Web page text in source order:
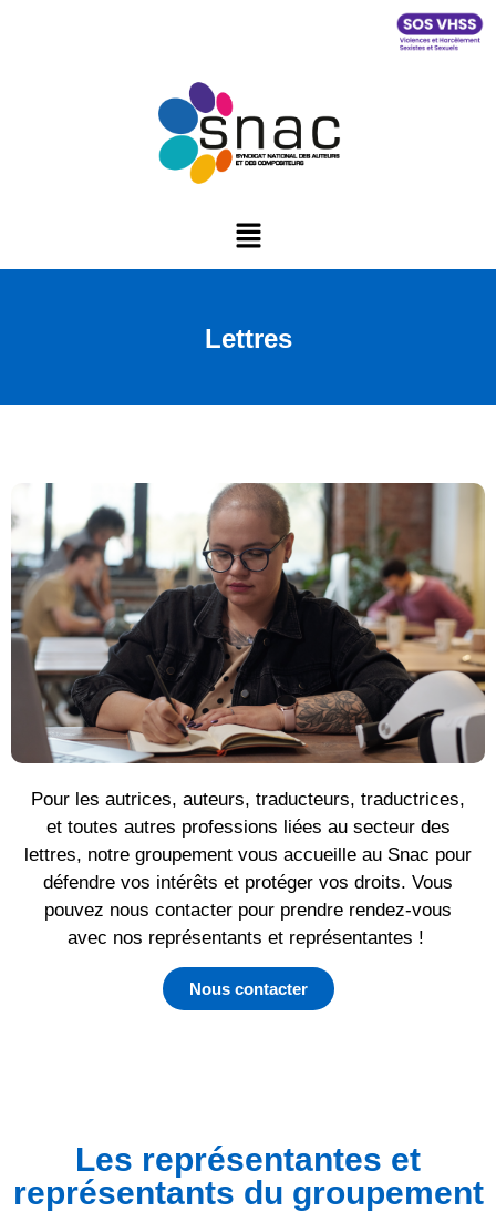
Lettres
Pour les autrices, auteurs, traducteurs, traductrices,
et toutes autres professions liées au secteur des
lettres, notre groupement vous accueille au Snac pour
défendre vos intérêts et protéger vos droits. Vous
pouvez nous contacter pour prendre rendez-vous
avec nos représentants et représentantes !
Nous contacter
Les représentantes et
représentants du groupement